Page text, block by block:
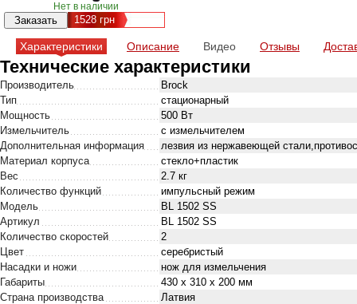
Нет в наличии
1528 грн
Характеристики Описание Видео Отзывы
Технические характеристики
Производитель
Brock
Тип
стационарный
Мощность
500 Вт
Измельчитель
с измельчителем
Дополнительная информация
лезвия из нержавеющей
Материал корпуса
стекло+пластик
Вес
2.7 кг
Количество функций
импульсный режим
Модель
BL 1502 SS
Артикул
BL 1502 SS
Количество скоростей
2
Цвет
серебристый
Насадки и ножи
нож для измельчения
Габариты
430 х 310 х 200 мм
Страна производства
Латвия